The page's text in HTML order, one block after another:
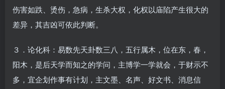
伤害如跌、烫伤，急病，生杀大权，化权以庙陷产生很大的
差异，其吉凶可依此判断。
３．论化科：易数先天卦数三八，五行属木，位在东，春，
阳木，是后天学而知之的学问，主博学一学就会，于财示不
多，宜企划作事有计划，主文墨、名声、好文书、消息信